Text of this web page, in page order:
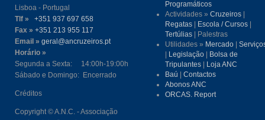
Lisboa - Portugal
Tlf »
+351 937 697 658
Fax » +351 213 955 117
Email » geral@ancruzeiros.pt
Horário »
Segunda a Sexta: 14:00h-19:00h
Sábado e Domingo: Encerrado
Créditos
Copyright © A.N.C. - Associação
Programáticos
Actividades »Cruzeiros
Regatas
Escola / Cursos
Tertúlias | Palestras
Utilidades » Mercado |
Legislação
Bolsa de
Tripulantes
Loja ANC
Baú |Contactos
Abonos ANC
ORCAS. Report